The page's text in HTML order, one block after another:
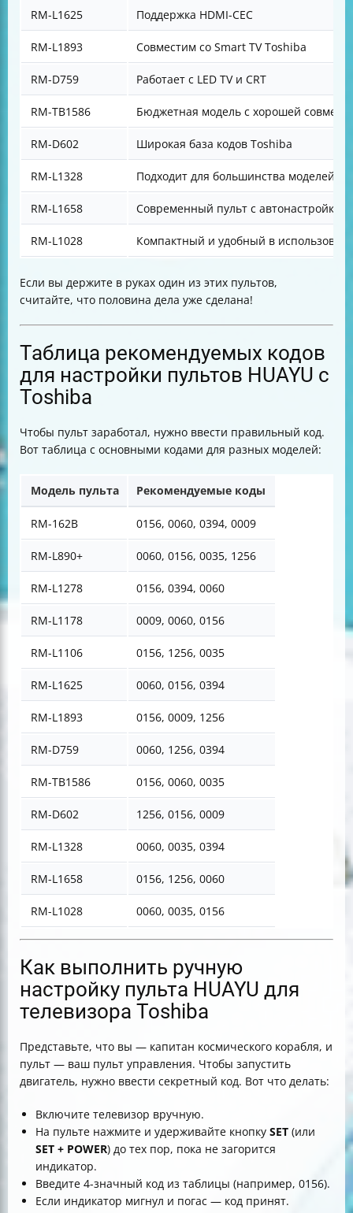
RM-L1625 Поддержка HDMI-CEC
RM-L1893 Совместим со Smart TV Toshiba
RM-D759 Работает с LED TV и CRT
RM-TB1586 Бюджетная модель с хорошей
RM-D602 Широкая база кодов Toshiba
RM-L1328 Подходит для большинства моделей
RM-L1658 Современный пульт с автонастройкой
RM-L1028 Компактный и удобный в
Если вы держите в руках один из этих пультов,
считайте, что половина дела уже сделана!
Таблица рекомендуемых кодов
для настройки пультов HUAYU с
Toshiba
Чтобы пульт заработал, нужно ввести правильный код.
Вот таблица с основными кодами для разных моделей:
Модель пульта Рекомендуемые коды
RM-162B 0156, 0060, 0394, 0009
RM-L890+ 0060, 0156, 0035, 1256
RM-L1278 0156, 0394, 0060
RM-L1178 0009, 0060, 0156
RM-L1106 0156, 1256, 0035
RM-L1625 0060, 0156, 0394
RM-L1893 0156, 0009, 1256
RM-D759 0060, 1256, 0394
RM-TB1586 0156, 0060, 0035
RM-D602 1256, 0156, 0009
RM-L1328 0060, 0035, 0394
RM-L1658 0156, 1256, 0060
RM-L1028 0060, 0035, 0156
Как выполнить ручную
настройку пульта HUAYU для
телевизора Toshiba
Представьте, что вы — капитан космического корабля, и
пульт — ваш пульт управления. Чтобы запустить
двигатель, нужно ввести секретный код. Вот что делать:
Включите телевизор вручную.
На пульте нажмите и удерживайте кнопку SET (или
SET + POWER) до тех пор, пока не загорится
индикатор.
Введите 4-значный код из таблицы (например, 0156).
Если индикатор мигнул и погас — код принят.